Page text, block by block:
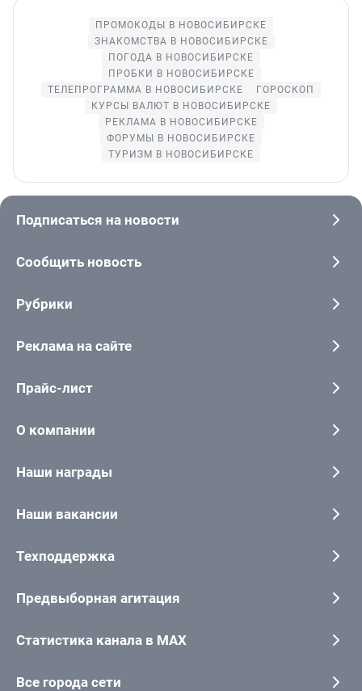
ПРОМОКОДЫ В НОВОСИБИРСКЕ
ЗНАКОМСТВА В НОВОСИБИРСКЕ
ПОГОДА В НОВОСИБИРСКЕ
ПРОБКИ В НОВОСИБИРСКЕ
ТЕЛЕПРОГРАММА В НОВОСИБИРСКЕ
ГОРОСКОП
КУРСЫ ВАЛЮТ В НОВОСИБИРСКЕ
РЕКЛАМА В НОВОСИБИРСКЕ
ФОРУМЫ В НОВОСИБИРСКЕ
ТУРИЗМ В НОВОСИБИРСКЕ
Подписаться на новости
Сообщить новость
Рубрики
Реклама на сайте
Прайс-лист
О компании
Наши награды
Наши вакансии
Техподдержка
Предвыборная агитация
Статистика канала в MAX
Все города сети